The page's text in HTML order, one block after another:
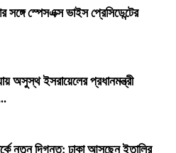
সঙ্গে স্পেসএক্স ভাইস প্রেসিডেন্টের
অসুস্থ ইসরায়েলের প্রধানমন্ত্রী
নতুন দিগন্ত: ঢাকা আসছেন ইতালির